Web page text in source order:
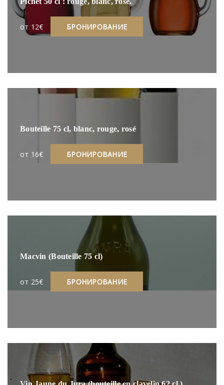
oт 12€ БРОНИРОВАНИЕ
Bouteille 75 cl, blanc, rouge, rosé
oт 16€ БРОНИРОВАНИЕ
Macvin (Bouteille 75 cl)
oт 25€ БРОНИРОВАНИЕ